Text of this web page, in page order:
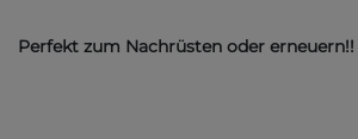
Perfekt zum Nachrüsten oder erneuern!!